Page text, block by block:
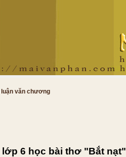
luận văn chương
lớp 6 học bài thơ "Bắt nạt"